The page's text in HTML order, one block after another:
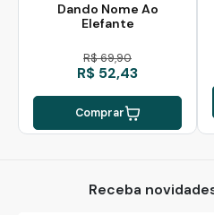
Dando Nome Ao
Elefante
R$ 69,90
R$ 52,43
Comprar
Receba